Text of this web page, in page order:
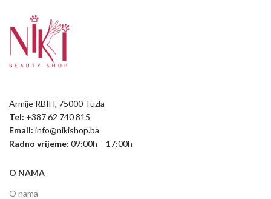
Armije RBIH, 75000 Tuzla
Tel: +387 62 740 815
Email: info@nikishop.ba
Radno vrijeme: 09:00h – 17:00h
O NAMA
O nama